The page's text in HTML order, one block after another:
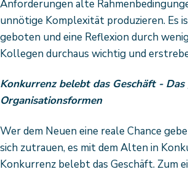
Anforderungen alte
unnötige Komplexität produzieren. Es
geboten und eine Reflexion durch
Kollegen durchaus wichtig und
Konkurrenz belebt das Geschäft -
Organisationsformen
Wer dem Neuen eine reale Chance
sich zutrauen, es mit dem Alten in
Konkurrenz belebt das Geschäft. Zum